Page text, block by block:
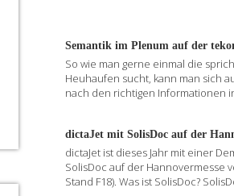
Semantik im Plenum auf der
So wie man gerne einmal die
Heuhaufen sucht, kann man sich
nach den richtigen Informationen
dictaJet mit SolisDoc auf der
dictaJet ist dieses Jahr mit einer
SolisDoc auf der Hannovermesse
Stand F18). Was ist SolisDoc?